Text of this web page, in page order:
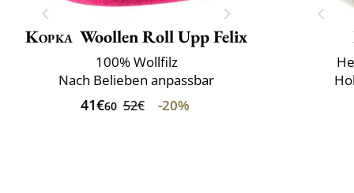
Kopka Woollen Roll Upp Felix
100% Wollfilz
Nach Belieben anpassbar
41€60 52€ -20%